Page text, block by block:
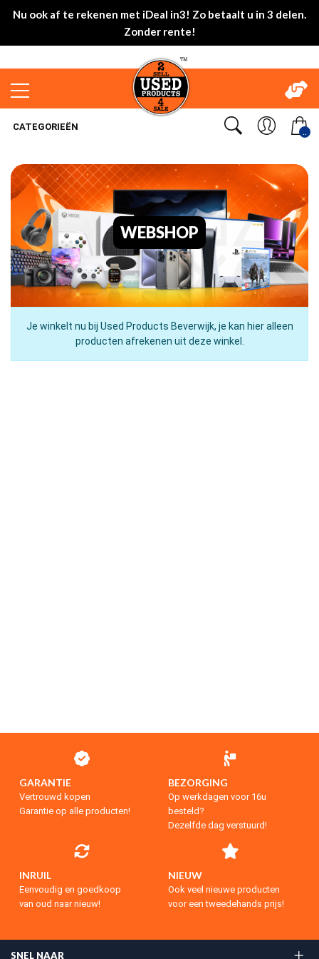
Nu ook af te rekenen met iDeal in3! Zo betaalt u in 3 delen.
Zonder rente!
..
CATEGORIEËN
WEBSHOP
Je winkelt nu bij Used Products Beverwijk, je kan hier alleen
producten afrekenen uit deze winkel.
GARANTIE
Vertrouwd kopen
Garantie op alle producten!
BEZORGING
Op werkdagen voor 16u
besteld?
Dezelfde dag verstuurd!
INRUIL
Eenvoudig en goedkoop
van oud naar nieuw!
NIEUW
Ook veel nieuwe producten
voor een tweedehands prijs!
SNEL NAAR